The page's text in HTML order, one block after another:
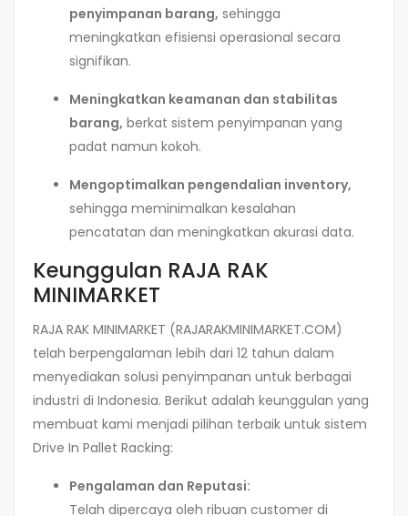
penyimpanan barang, sehingga
meningkatkan efisiensi operasional secara
signifikan.
Meningkatkan keamanan dan stabilitas
barang, berkat sistem penyimpanan yang
padat namun kokoh.
Mengoptimalkan pengendalian inventory,
sehingga meminimalkan kesalahan
pencatatan dan meningkatkan akurasi data.
Keunggulan RAJA RAK
MINIMARKET
RAJA RAK MINIMARKET (RAJARAKMINIMARKET.COM)
telah berpengalaman lebih dari 12 tahun dalam
menyediakan solusi penyimpanan untuk berbagai
industri di Indonesia. Berikut adalah keunggulan yang
membuat kami menjadi pilihan terbaik untuk sistem
Drive In Pallet Racking:
Pengalaman dan Reputasi:
Telah dipercaya oleh ribuan customer di